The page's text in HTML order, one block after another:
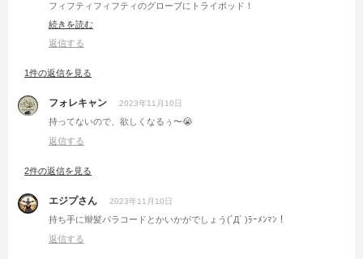
フィフティフィフティのグローブにトライポッド！
かっこいいですやん😆
このトライポッドは優秀で、アタッチメントとの交換で
いろんな物に付けれます。
短足の扇風機になりインパクト大🤣
続きを読む
返信する
1件の返信を見る
フォレキャン 2023年11月10日
持ってないので、欲しくなるぅ〜😭
返信する
2件の返信を見る
エジプさん 2023年11月10日
持ち手に辮髪パラコードとかいかがでしょう(´Д` )ﾗｰﾒﾝﾏﾝ！
返信する